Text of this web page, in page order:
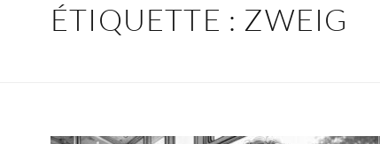
ÉTIQUETTE : ZWEIG